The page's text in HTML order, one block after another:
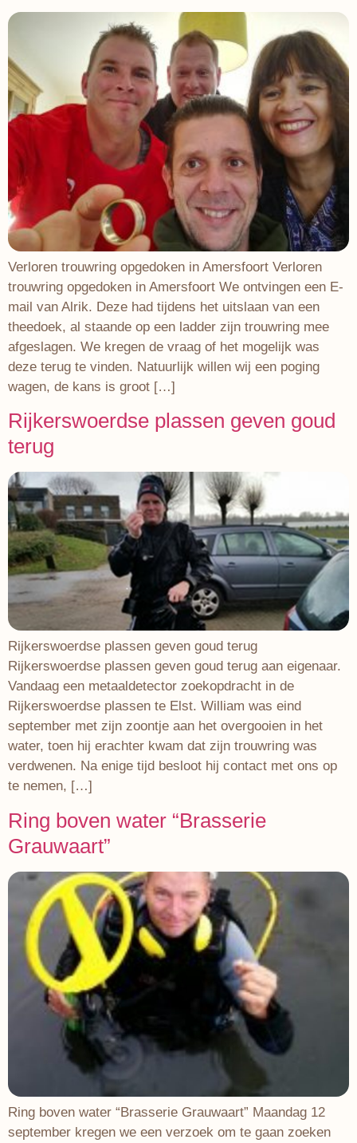
Verloren trouwring opgedoken in Amersfoort Verloren
trouwring opgedoken in Amersfoort We ontvingen een E-
mail van Alrik. Deze had tijdens het uitslaan van een
theedoek, al staande op een ladder zijn trouwring mee
afgeslagen. We kregen de vraag of het mogelijk was
deze terug te vinden. Natuurlijk willen wij een poging
wagen, de kans is groot […]
Rijkerswoerdse plassen geven goud
terug
Rijkerswoerdse plassen geven goud terug
Rijkerswoerdse plassen geven goud terug aan eigenaar.
Vandaag een metaaldetector zoekopdracht in de
Rijkerswoerdse plassen te Elst. William was eind
september met zijn zoontje aan het overgooien in het
water, toen hij erachter kwam dat zijn trouwring was
verdwenen. Na enige tijd besloot hij contact met ons op
te nemen, […]
Ring boven water “Brasserie
Grauwaart”
Ring boven water “Brasserie Grauwaart” Maandag 12
september kregen we een verzoek om te gaan zoeken